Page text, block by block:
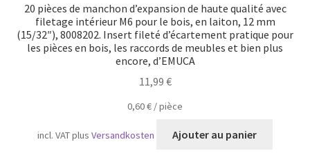
20 pièces de manchon d’expansion de haute qualité avec
filetage intérieur M6 pour le bois, en laiton, 12 mm
(15/32″), 8008202. Insert fileté d’écartement pratique pour
les pièces en bois, les raccords de meubles et bien plus
encore, d’EMUCA
11,99 €
0,60€ /pièce
incl. VATplusVersandkosten Ajouter au panier